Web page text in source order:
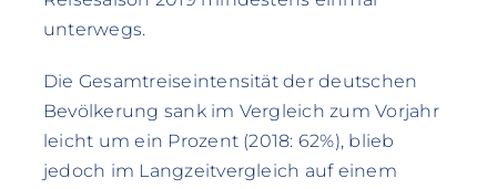
unterwegs.
Die Gesamtreiseintensität der deutschen
Bevölkerung sank im Vergleich zum Vorjahr
leicht um ein Prozent (2018: 62%), blieb
jedoch im Langzeitvergleich auf einem